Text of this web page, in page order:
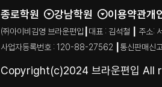
종로학원 강남학원 이용약관개
㈜아이비김영 브라운편입┃대표 : 김석철 ┃ 주
사업자등록번호 : 120-88-27562 ┃통신판매신
Copyright(c)2024 브라운편입